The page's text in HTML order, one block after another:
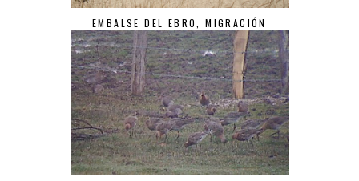
EMBALSE DEL EBRO, MIGRACIÓN